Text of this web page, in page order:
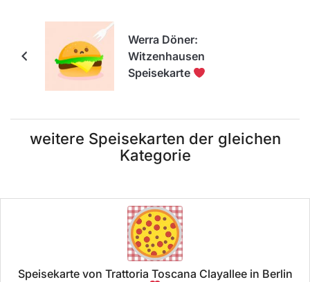
Werra Döner:
Witzenhausen
Speisekarte
weitere Speisekarten der gleichen
Kategorie
Speisekarte von Trattoria Toscana Clayallee in Berlin